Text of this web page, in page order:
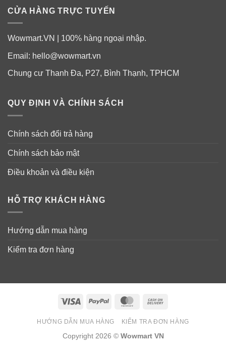
CỬA HÀNG TRỰC TUYẾN
Wowmart.VN | 100% hàng ngoại nhập.
Email: hello@wowmart.vn
Chung cư Thanh Đa, P27, Bình Thạnh, TPHCM
QUY ĐỊNH VÀ CHÍNH SÁCH
Chính sách đổi trả hàng
Chính sách bảo mật
Điều khoản và điều kiện
HỖ TRỢ KHÁCH HÀNG
Hướng dẫn mua hàng
Kiểm tra đơn hàng
Visa PayPal MasterCard
Delivery
HƯỚNG DẪN MUA HÀNG KIỂM TRA ĐƠN HÀNG
Copyright 2026 © Wowmart VN